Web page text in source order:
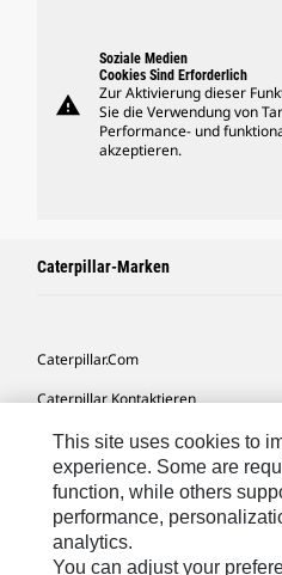
warning
Soziale Medien
Cookies Sind Erforderlich
Zur Aktivierung dieser
Sie die Verwendung von
Performance- und
akzeptieren.
Caterpillar-Marken
Caterpillar.com
Caterpillar Kontaktieren
Meine Marketing-Präferenzen
Seitenübersicht
Cookie Settings
Rechtliche Hinweise
This site uses cookies to
experience. Some are
function, while others
performance,
analytics.
You can adjust your